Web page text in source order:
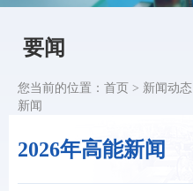
要闻
2026年高能新闻
您当前的位置： 首页 > 新闻动态
新闻